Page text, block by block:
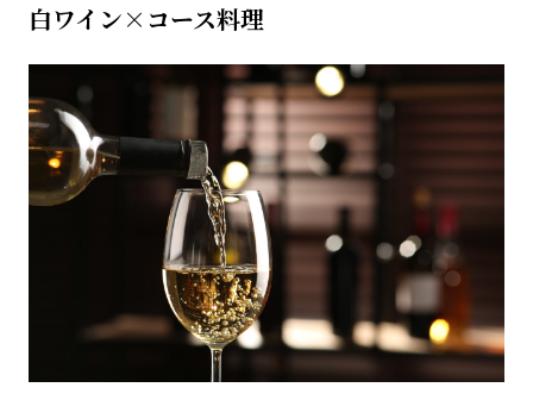
白ワイン×コース料理